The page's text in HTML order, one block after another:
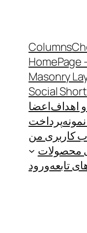
Columns
HomePage
Masonry
Social
اهدافاعضا
پرداخت
کاربری من
محصولات
تابعهورود